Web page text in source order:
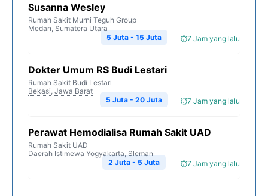
Susanna Wesley
Rumah Sakit Murni Teguh Group
Medan, Sumatera Utara
7 Jam yang lalu
5 Juta - 15 Juta
Dokter Umum RS Budi Lestari
Rumah Sakit Budi Lestari
Bekasi, Jawa Barat
7 Jam yang lalu
5 Juta - 20 Juta
Perawat Hemodialisa Rumah Sakit UAD
Rumah Sakit UAD
Daerah Istimewa Yogyakarta, Sleman
7 Jam yang lalu
2 Juta - 5 Juta